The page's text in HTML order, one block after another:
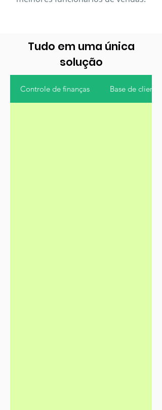
Tudo em uma única
solução
Controle de finanças Base de clientes